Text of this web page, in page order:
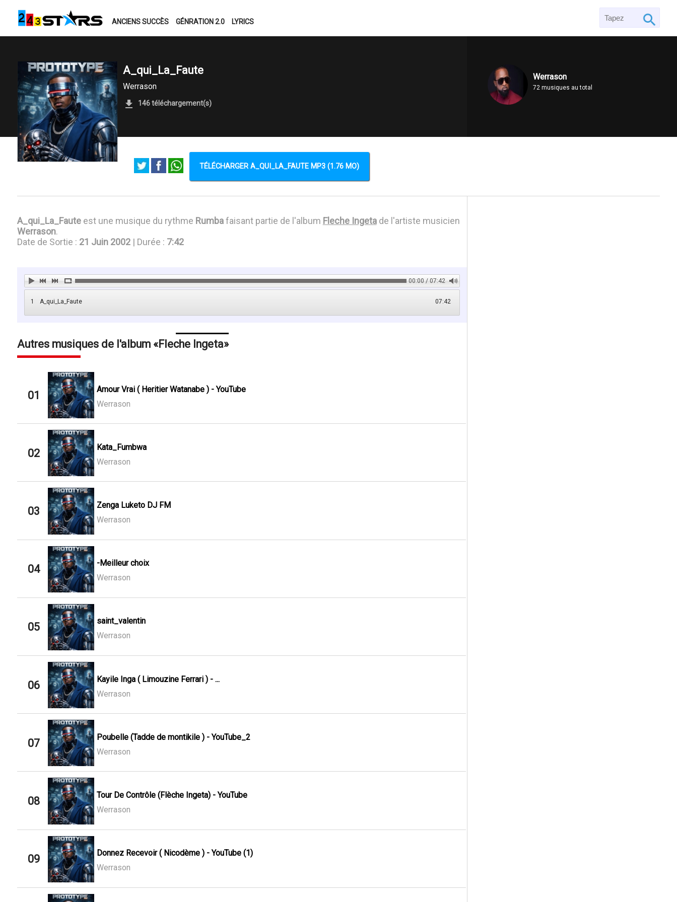
ANCIENS SUCCÈS GÉNRATION 2.0 LYRICS
A_qui_La_Faute
Werrason
146 téléchargement(s)
Werrason
72 musiques au total
TÉLÉCHARGER A_QUI_LA_FAUTE MP3 (1.76 MO)
A_qui_La_Fauteest une musique du rythme Rumbafaisant partie de l'album Fleche Ingetade l'artiste musicien
Werrason.
Date de Sortie : 21 Juin 2002| Durée : 7:42
00:00 / 07:42
1 07:42
A_qui_La_Faute
Autres musiques de l'album Fleche Ingeta
01
Amour Vrai ( Heritier Watanabe ) - YouTube
Werrason
02
Kata_Fumbwa
Werrason
03
Zenga Luketo DJ FM
Werrason
04
-Meilleur choix
Werrason
05
saint_valentin
Werrason
06
Kayile Inga ( Limouzine Ferrari ) - ...
Werrason
07
Poubelle (Tadde de montikile ) - YouTube_2
Werrason
08
Tour De Contrôle (Flèche Ingeta) - YouTube
Werrason
09
Donnez Recevoir ( Nicodème ) - YouTube (1)
Werrason